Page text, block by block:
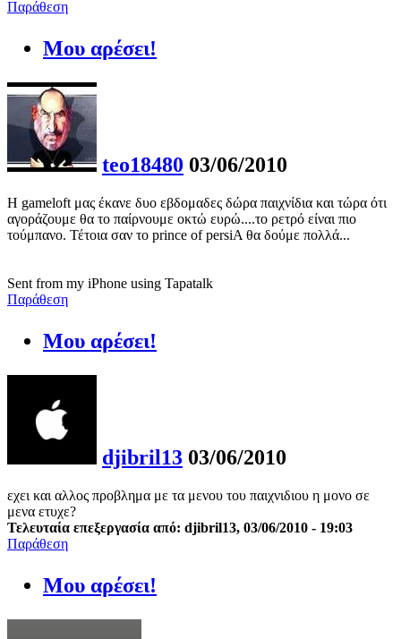
Παράθεση
Μου αρέσει!
teo18480 03/06/2010
Η gameloft μας έκανε δυο εβδομαδες δώρα παιχνίδια και τώρα ότι
αγοράζουμε θα το παίρνουμε οκτώ ευρώ....το ρετρό είναι πιο
τούμπανο. Τέτοια σαν το prince of persiA θα δούμε πολλά...
Sent from my iPhone using Tapatalk
Παράθεση
Μου αρέσει!
djibril13 03/06/2010
εχει και αλλος προβλημα με τα μενου του παιχνιδιου η μονο σε
μενα ετυχε?
Τελευταία επεξεργασία από: djibril13, 03/06/2010 - 19:03
Παράθεση
Μου αρέσει!